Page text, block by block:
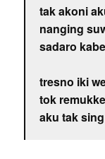
tak akoni
nanging
sadaro
tresno iki
tok
aku tak